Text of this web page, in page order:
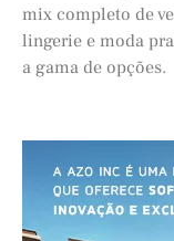
mix completo de
lingerie e moda
a gama de opções.